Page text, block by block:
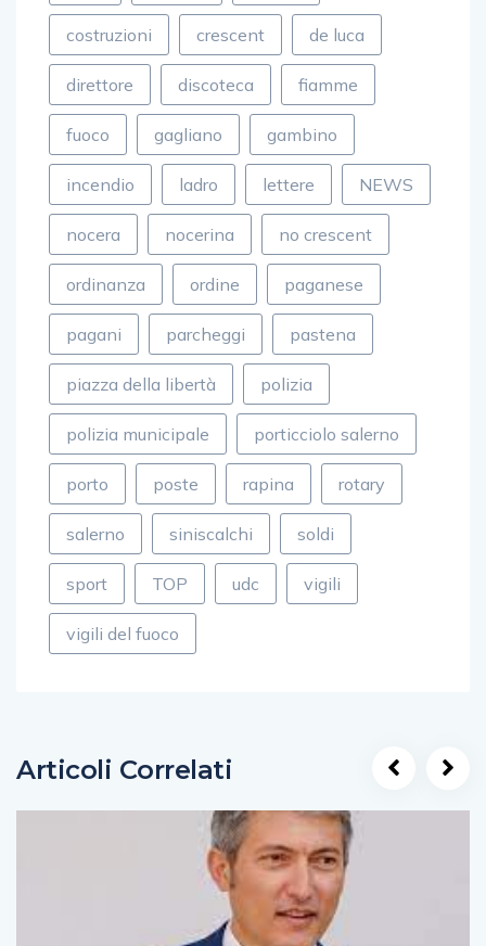
costruzioni crescent de luca
direttore discoteca fiamme
fuoco gagliano gambino
incendio ladro lettere NEWS
nocera nocerina no crescent
ordinanza ordine paganese
pagani parcheggi pastena
piazza della libertà polizia
polizia municipale porticciolo salerno
porto poste rapina rotary
salerno siniscalchi soldi
sport TOP udc vigili
vigili del fuoco
Articoli Correlati